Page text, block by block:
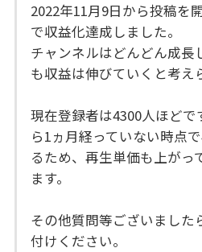
2022年11月9日から投稿を
で収益化達成しました。
チャンネルはどんどん成長
も収益は伸びていくと考え
現在登録者は4300人ほど
ら1ヵ月経っていない時点
るため、再生単価も上がっ
ます。
その他質問等ございました
付けください。